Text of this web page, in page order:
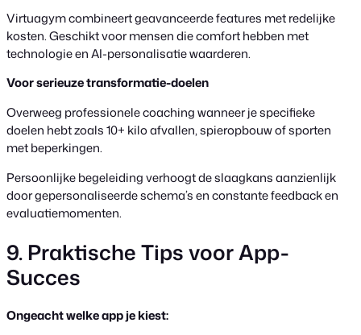
Virtuagym combineert geavanceerde features met redelijke
kosten. Geschikt voor mensen die comfort hebben met
technologie en AI-personalisatie waarderen.
Voor serieuze transformatie-doelen
Overweeg professionele coaching wanneer je specifieke
doelen hebt zoals 10+ kilo afvallen, spieropbouw of sporten
met beperkingen.
Persoonlijke begeleiding verhoogt de slaagkans aanzienlijk
door gepersonaliseerde schema’s en constante feedback en
evaluatiemomenten.
9. Praktische Tips voor App-
Succes
Ongeacht welke app je kiest: